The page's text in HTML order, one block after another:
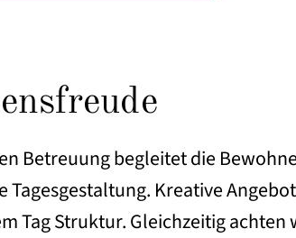
Betreuung begleitet die
Kreative
Tag Struktur. Gleichzeitig achten